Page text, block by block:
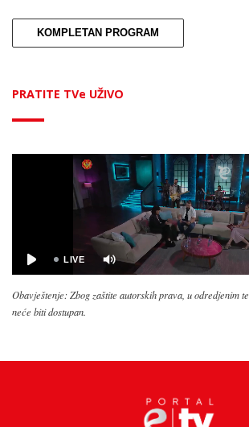
KOMPLETAN PROGRAM
PRATITE TVe UŽIVO
Obavještenje: Zbog zaštite autorskih prava, u odredjenim
neće biti dostupan.